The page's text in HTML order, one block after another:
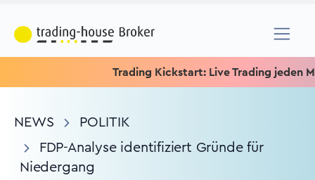
Trading Kickstart: Live Trading jeden
NEWS
POLITIK
FDP-Analyse identifiziert Gründe für
Niedergang